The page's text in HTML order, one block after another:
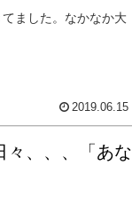
ました。なかなか大
2019.06.15
々、、、「あな